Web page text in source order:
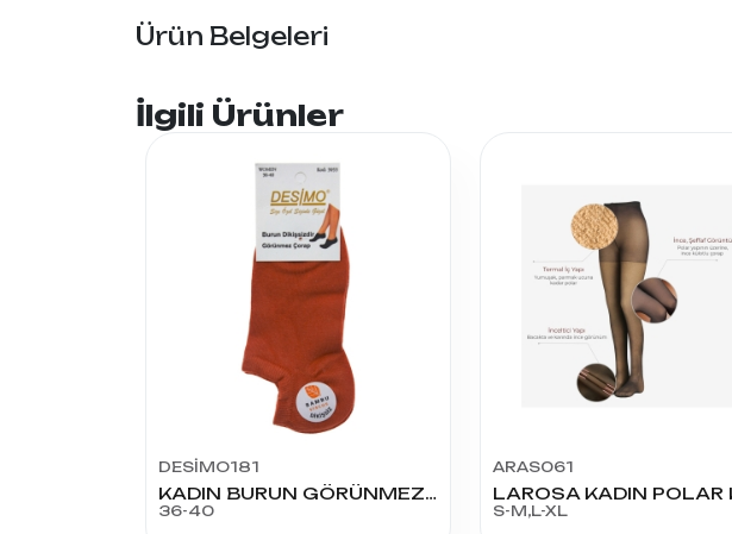
Ürün Belgeleri
İlgili Ürünler
DESİMO181
KADIN BURUN GÖRÜNMEZ DİKİŞSİZ ÇORAP
36-40
ARAS061
S-M,L-XL